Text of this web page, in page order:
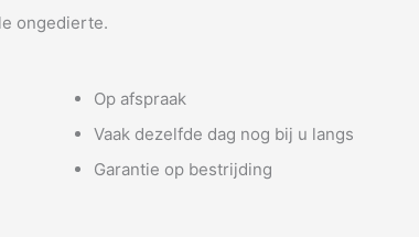
ongedierte.
Op afspraak
Vaak dezelfde dag nog bij u langs
Garantie op bestrijding